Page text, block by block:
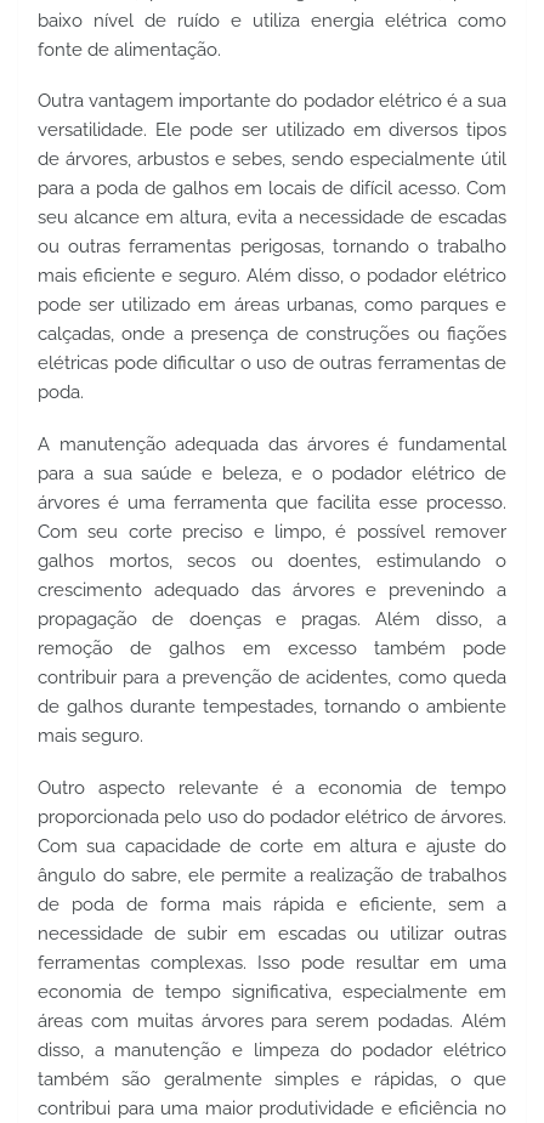
baixo nível de ruído e utiliza energia elétrica como
fonte de alimentação.
Outra vantagem importante do podador elétrico é a sua
versatilidade. Ele pode ser utilizado em diversos tipos
de árvores, arbustos e sebes, sendo especialmente útil
para a poda de galhos em locais de difícil acesso. Com
seu alcance em altura, evita a necessidade de escadas
ou outras ferramentas perigosas, tornando o trabalho
mais eficiente e seguro. Além disso, o podador elétrico
pode ser utilizado em áreas urbanas, como parques e
calçadas, onde a presença de construções ou fiações
elétricas pode dificultar o uso de outras ferramentas de
poda.
A manutenção adequada das árvores é fundamental
para a sua saúde e beleza, e o podador elétrico de
árvores é uma ferramenta que facilita esse processo.
Com seu corte preciso e limpo, é possível remover
galhos mortos, secos ou doentes, estimulando o
crescimento adequado das árvores e prevenindo a
propagação de doenças e pragas. Além disso, a
remoção de galhos em excesso também pode
contribuir para a prevenção de acidentes, como queda
de galhos durante tempestades, tornando o ambiente
mais seguro.
Outro aspecto relevante é a economia de tempo
proporcionada pelo uso do podador elétrico de árvores.
Com sua capacidade de corte em altura e ajuste do
ângulo do sabre, ele permite a realização de trabalhos
de poda de forma mais rápida e eficiente, sem a
necessidade de subir em escadas ou utilizar outras
ferramentas complexas. Isso pode resultar em uma
economia de tempo significativa, especialmente em
áreas com muitas árvores para serem podadas. Além
disso, a manutenção e limpeza do podador elétrico
também são geralmente simples e rápidas, o que
contribui para uma maior produtividade e eficiência no